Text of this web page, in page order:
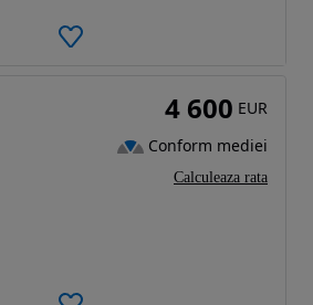
4 600 EUR
Conform mediei
Calculeaza rata